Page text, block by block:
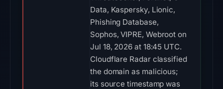
Data, Kaspersky, Lionic,
Phishing Database,
Sophos, VIPRE, Webroot on
Jul 18, 2026 at 18:45 UTC.
Cloudflare Radar classified
the domain as malicious;
its source timestamp was